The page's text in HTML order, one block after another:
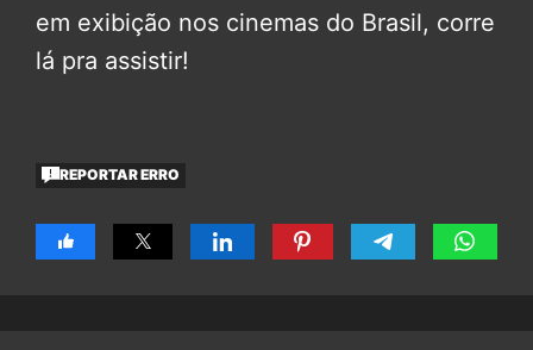
em exibição nos cinemas do Brasil, corre
lá pra assistir!
REPORTAR ERRO